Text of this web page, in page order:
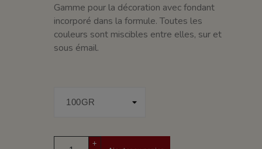
Gamme pour la décoration avec fondant
incorporé dans la formule. Toutes les
couleurs sont miscibles entre elles, sur et
sous émail.
+